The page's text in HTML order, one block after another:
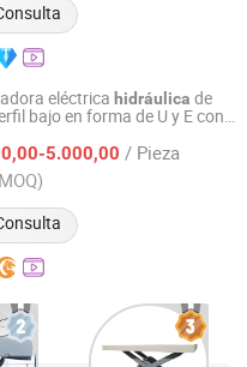
eléctrica hidráulica de
bajo en forma de U y E con
5.000,00 / Pieza
2014